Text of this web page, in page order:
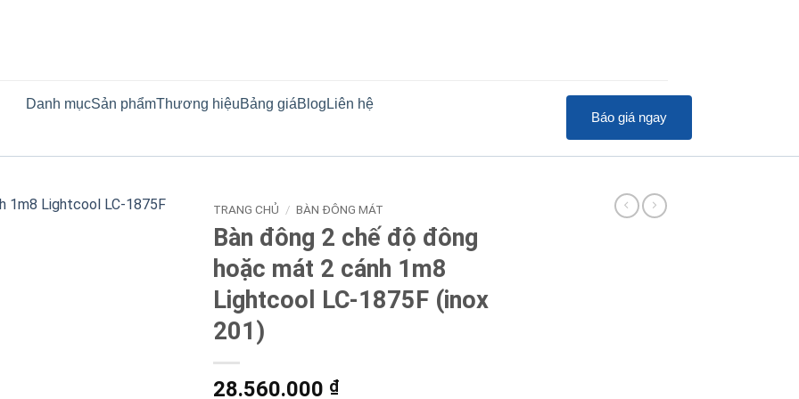
Danh mụcSản phẩmThương hiệuBảng giáBlog Liên hệ
Báo giá ngay
TRANG CHỦ / BÀN ĐÔNG MÁT
Bàn đông 2 chế độ đông
hoặc mát 2 cánh 1m8
Lightcool LC-1875F (inox
201)
28.560.000 ₫